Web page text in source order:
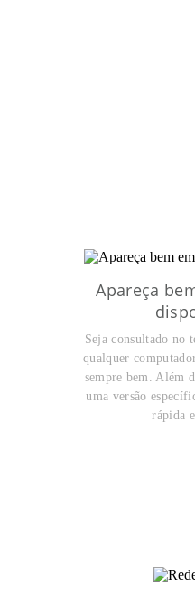
Apareça
Seja consultado no
qualquer
sempre bem. Além
uma versão
rápida